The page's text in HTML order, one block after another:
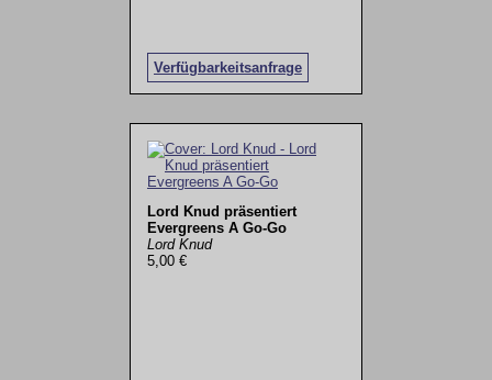
Verfügbarkeitsanfrage
Lord Knud präsentiert
Evergreens A Go-Go
Lord Knud
5,00 €